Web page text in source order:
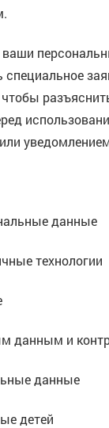
чтобы
данные
технологии
данным и
данные
детей